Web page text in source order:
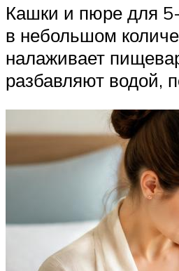
Кашки и пюре для
в небольшом
налаживает
разбавляют водой,